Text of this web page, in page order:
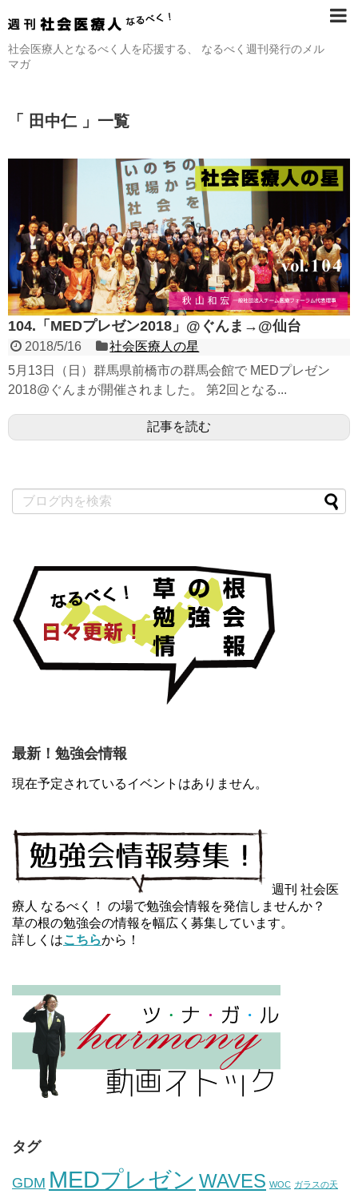
社会医療人となるべく人を応援する、 なるべく週刊発行のメル
マガ
「 田中仁 」一覧
104.「MEDプレゼン2018」@ぐんま→@仙台
2018/5/16
社会医療人の星
5月13日（日）群馬県前橋市の群馬会館で MEDプレゼン
2018@ぐんまが開催されました。 第2回となる...
記事を読む
最新！勉強会情報
現在予定されているイベントはありません。
週刊 社会医
療人 なるべく！ の場で勉強会情報を発信しませんか？
草の根の勉強会の情報を幅広く募集しています。
詳しくはこちらから！
タグ
GDM MEDプレゼン WAVES WOC ガラスの天